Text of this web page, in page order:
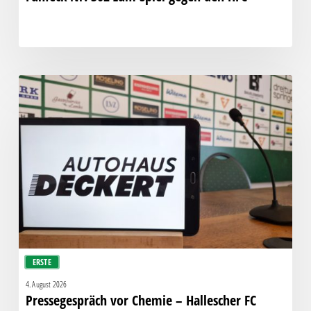
ERSTE
Pressegespräch
vor
Chemie
–
Hallescher
FC
4. August 2026
Pressegespräch vor Chemie – Hallescher FC